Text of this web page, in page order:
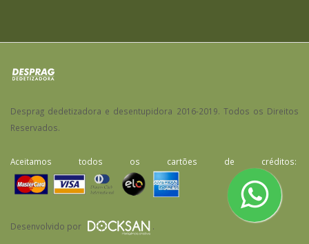
Desprag dedetizadora e desentupidora 2016-2019. Todos os Direitos
Reservados.
Aceitamos todos os cartões de créditos:
Desenvolvido por .